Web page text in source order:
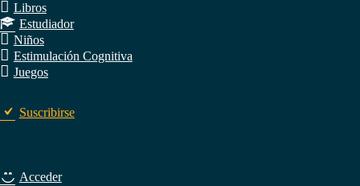
Libros
Estudiador
Niños
Estimulación Cognitiva
Juegos
Suscribirse
Acceder